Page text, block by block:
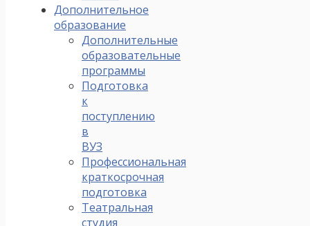
Дополнительное
образование
Дополнительные
образовательные
программы
Подготовка
к
поступлению
в
ВУЗ
Профессиональная
краткосрочная
подготовка
Театральная
студия